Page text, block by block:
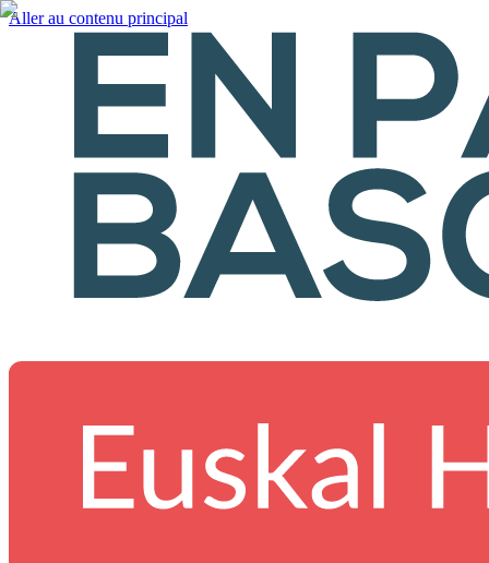
Aller au contenu principal